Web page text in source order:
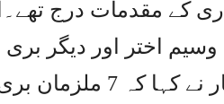
کے مقدمات درج
اختر اور دیگر